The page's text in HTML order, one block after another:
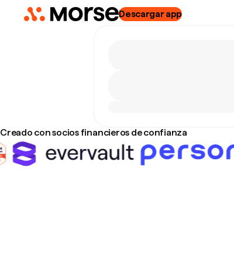
Descargar app
Creado con socios financieros de confianza